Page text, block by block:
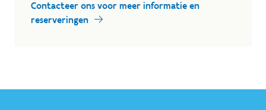
Contacteer ons voor meer informatie en
reserveringen